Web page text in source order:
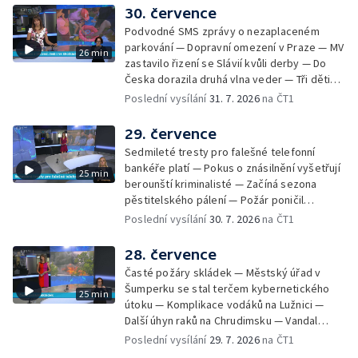
Nelegání hřbitov domácích mazlíčků — Státní
zastupitelství zrušilo trestní stíhání ženy z
Teplicka, kterou policie dříve obvinila z
týrání koček — Péče o seniory jako brigáda
— Po pádu stromů prověří alej odborníci —
Tradiční neckyáda v Želivi na Pelhřimovsku —
Festival Hrady CZ poprvé na Hluboké
26 min
30. července
Podvodné SMS zprávy o nezaplaceném
parkování — Dopravní omezení v Praze — MV
zastavilo řizení se Slávií kvůli derby — Do
Česka dorazila druhá vlna veder — Tři děti
zůstali v rozpáleném autě — Problém s
mraženými potravinami v horku — Slavnostní
vyřazení absolventů Univerzity obrany —
Zájem o obytné vozy roste — Praha má
novou servisní loď — Vidická samoobslužná
prodejna si na provoz vydělá — U jezera
Most začíná festival Let It Roll — Vyvrcholil
bouřkový neboli jelení úplněk — Kanoistka
Poslední vysílání31. 7. 2026na ČT1
25 min
29. července
Sedmileté tresty pro falešné telefonní
bankéře platí — Pokus o znásilnění vyšetřují
berounští kriminalisté — Začíná sezona
pěstitelského pálení — Požár poničil
historickou vilu Marta v Písku — Končí Letní
odpad — Nedostatek vody na Hracholuskách
— Příprava nového plavebního stupně v
Děčíně — Biokoridor pro užovku stromovou
— Záchrana liblického vysílače — První
koncert Diany Ross v Česku — Výroba
obrněných vozidel CV90 — Biokoridor pod
vedením vysokého napětí
Poslední vysílání30. 7. 2026na ČT1
25 min
28. července
Časté požáry skládek — Městský úřad v
Šumperku se stal terčem kybernetického
útoku — Komplikace vodáků na Lužnici —
Další úhyn raků na Chrudimsku — Vandal
poškodil okna na Ještědu — Lvice Elza má
Poslední vysílání 29. 7. 2026na ČT1